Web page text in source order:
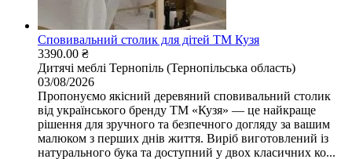
Сповивальний столик для дітей ТМ Кузя
3390.00 ₴
Дитячі меблі Тернопіль (Тернопільська область)
03/08/2026
Пропонуємо якісний деревяний сповивальний столик
від українського бренду ТМ «Кузя» — це найкраще
рішення для зручного та безпечного догляду за вашим
малюком з перших днів життя. Виріб виготовлений із
натурального бука та доступний у двох класичних ко...